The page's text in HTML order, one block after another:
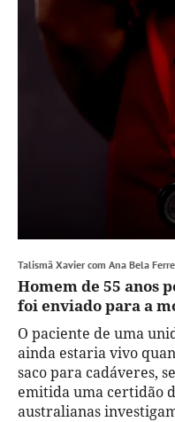
Talismã Xavier com Ana Bela
Homem de 55 anos
foi enviado para a
O paciente de uma
ainda estaria vivo
saco para cadáveres,
emitida uma certidão
australianas